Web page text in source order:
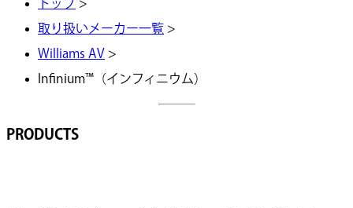
トップ >
取り扱いメーカー一覧 >
Williams AV >
Infinium™（インフィニウム）
PRODUCTS